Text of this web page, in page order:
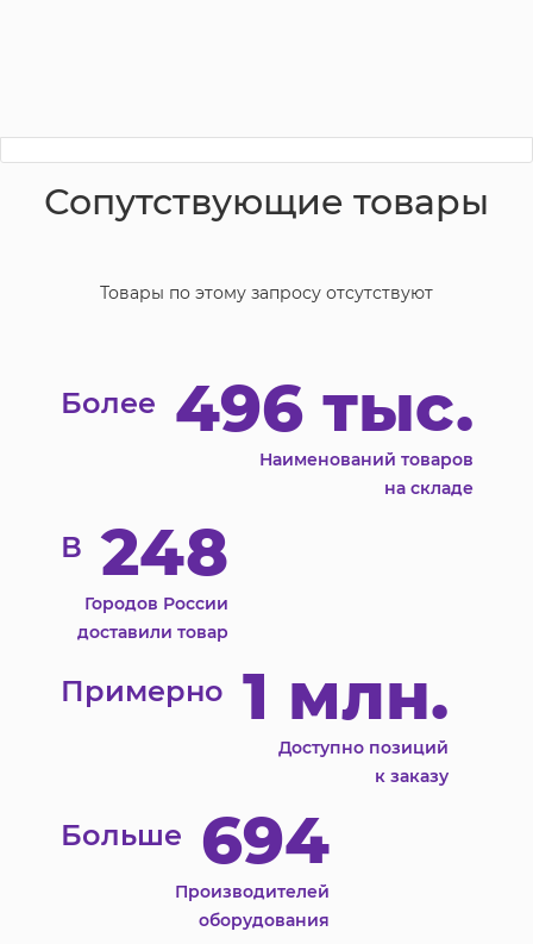
Сопутствующие товары
Товары по этому запросу отсутствуют
Более 496 тыс.
Наименований товаров
на складе
В 248
Городов России
доставили товар
Примерно 1 млн.
Доступно позиций
к заказу
Больше 694
Производителей
оборудования